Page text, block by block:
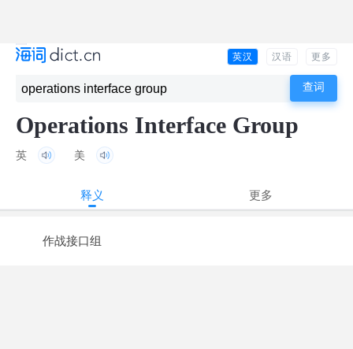
英汉 汉语 更多
Operations Interface Group
英 美
释义 更多
作战接口组